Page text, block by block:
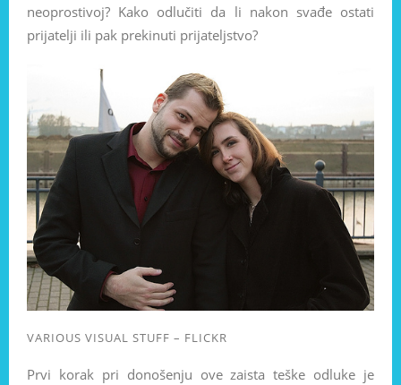
neoprostivoj? Kako odlučiti da li nakon svađe ostati
prijatelji ili pak prekinuti prijateljstvo?
VARIOUS VISUAL STUFF – FLICKR
Prvi korak pri donošenju ove zaista teške odluke je